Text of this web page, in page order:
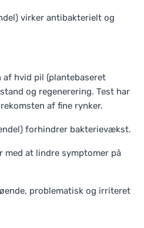
virker antibakterielt og
hvid pil (plantebaseret
og regenerering. Test har
af fine rynker.
forhindrer bakterievækst.
med at lindre symptomer på
problematisk og irriteret